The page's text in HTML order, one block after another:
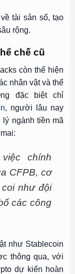
tài sản số, tạo
rộng.
chế cũ
còn thể hiện
nhân vật và thể
đặc biệt chỉ
, người lâu nay
ngành tiền mã
chính
CFPB, cơ
coi như đội
các công
như Stablecoin
thông qua, với
dự kiến hoàn